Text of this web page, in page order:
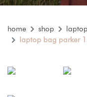
home shop
laptop bag parker